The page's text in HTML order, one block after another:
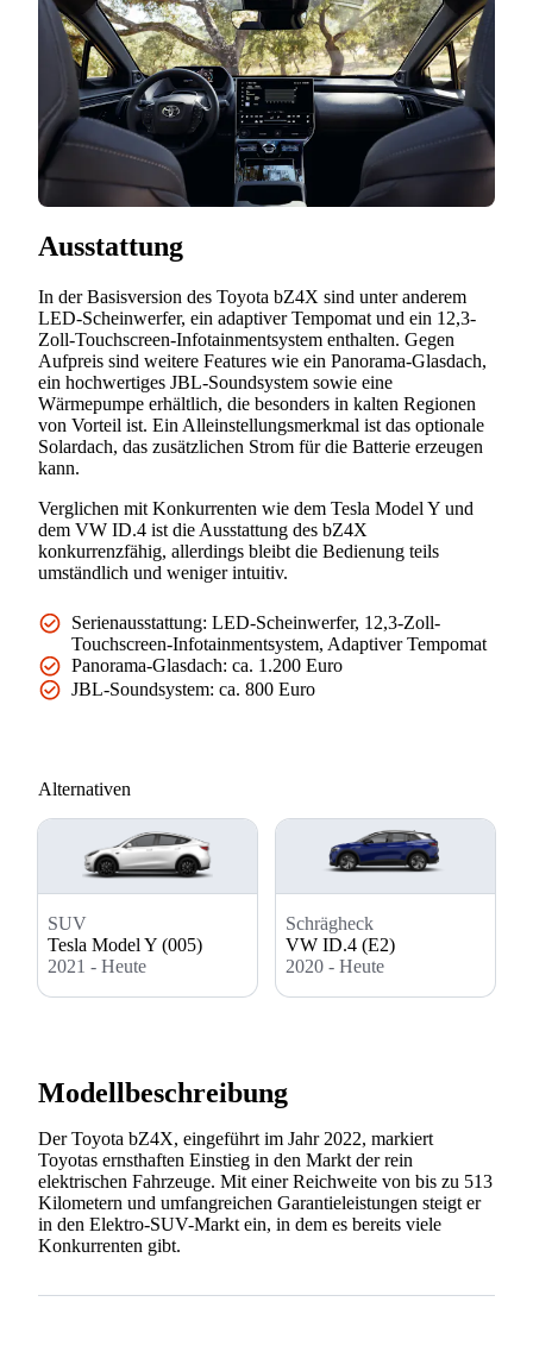
Ausstattung
In der Basisversion des Toyota bZ4X sind unter anderem
LED-Scheinwerfer, ein adaptiver Tempomat und ein 12,3-
Zoll-Touchscreen-Infotainmentsystem enthalten. Gegen
Aufpreis sind weitere Features wie ein Panorama-Glasdach,
ein hochwertiges JBL-Soundsystem sowie eine
Wärmepumpe erhältlich, die besonders in kalten Regionen
von Vorteil ist. Ein Alleinstellungsmerkmal ist das optionale
Solardach, das zusätzlichen Strom für die Batterie erzeugen
kann.
Verglichen mit Konkurrenten wie dem Tesla Model Y und
dem VW ID.4 ist die Ausstattung des bZ4X
konkurrenzfähig, allerdings bleibt die Bedienung teils
umständlich und weniger intuitiv.
Serienausstattung: LED-Scheinwerfer, 12,3-Zoll-
Touchscreen-Infotainmentsystem, Adaptiver Tempomat
Panorama-Glasdach: ca. 1.200 Euro
JBL-Soundsystem: ca. 800 Euro
Alternativen
SUV
Tesla Model Y (005)
2021 - Heute
Schrägheck
VW ID.4 (E2)
2020 - Heute
Modellbeschreibung
Der Toyota bZ4X, eingeführt im Jahr 2022, markiert
Toyotas ernsthaften Einstieg in den Markt der rein
elektrischen Fahrzeuge. Mit einer Reichweite von bis zu 513
Kilometern und umfangreichen Garantieleistungen steigt er
in den Elektro-SUV-Markt ein, in dem es bereits viele
Konkurrenten gibt.